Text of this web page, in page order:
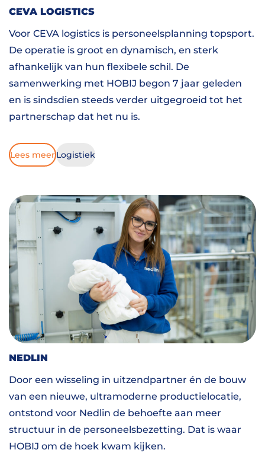
CEVA LOGISTICS
Voor CEVA logistics is personeelsplanning topsport.
De operatie is groot en dynamisch, en sterk
afhankelijk van hun flexibele schil. De
samenwerking met HOBIJ begon 7 jaar geleden
en is sindsdien steeds verder uitgegroeid tot het
partnerschap dat het nu is.
Lees meerLogistiek
NEDLIN
Door een wisseling in uitzendpartner én de bouw
van een nieuwe, ultramoderne productielocatie,
ontstond voor Nedlin de behoefte aan meer
structuur in de personeelsbezetting. Dat is waar
HOBIJ om de hoek kwam kijken.